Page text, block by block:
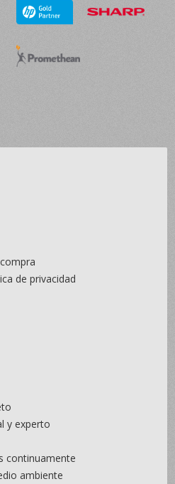
de privacidad
y experto
continuamente
ambiente